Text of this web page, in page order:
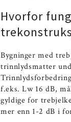
Hvorfor
Bygninger med
trinnlydsmatter
f.eks. Lw 16 dB,
gyldige for
mer enn 1-2 dB i